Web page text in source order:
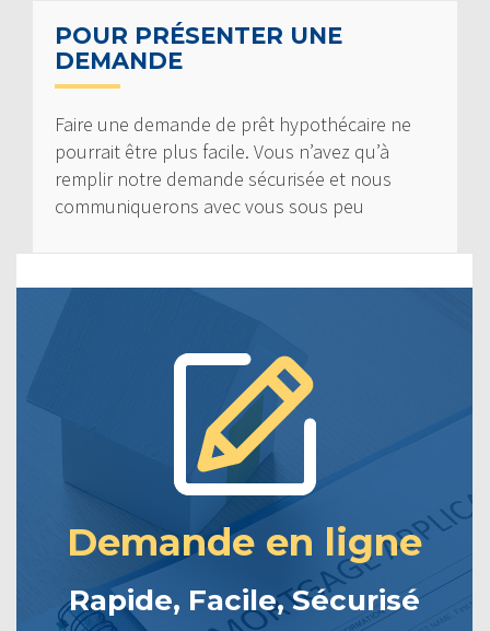
POUR PRÉSENTER UNE
DEMANDE
Faire une demande de prêt hypothécaire ne
pourrait être plus facile. Vous n’avez qu’à
remplir notre demande sécurisée et nous
communiquerons avec vous sous peu
Demande en ligne
Rapide, Facile, Sécurisé